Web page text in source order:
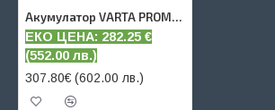
Акумулатор VARTA PROMOTIVE HD 220 AH
ЕКО ЦЕНА: 282.25 €
(552.00 лв.)
307.80€ (602.00 лв.)